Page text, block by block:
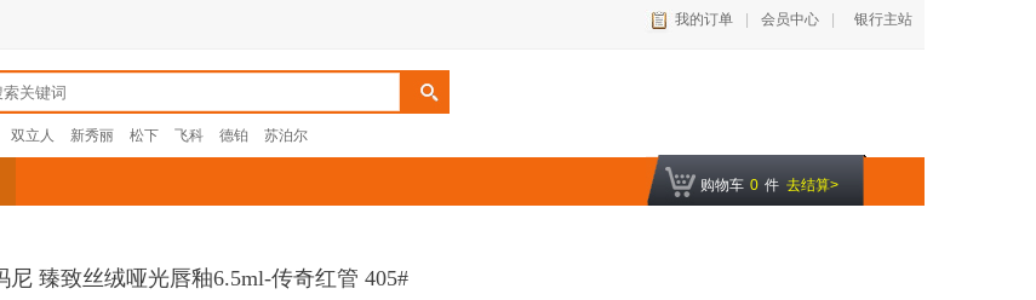
我的订单 会员中心 银行主站
双立人 新秀丽 松下 飞科 德铂 苏泊尔
购物车 0 件 去结算>
尼 臻致丝绒哑光唇釉6.5ml-传奇红管 405#